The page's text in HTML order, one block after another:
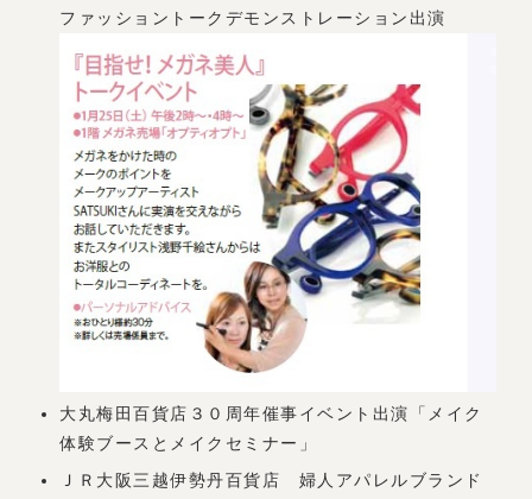
ファッショントークデモンストレーション出演
大丸梅田百貨店３０周年催事イベント出演「メイク
体験ブースとメイクセミナー」
ＪＲ大阪三越伊勢丹百貨店 婦人アパレルブランド